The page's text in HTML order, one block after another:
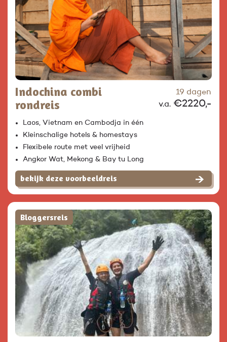
Indochina combi
rondreis
19 dagen
v.a. €2220,-
Laos, Vietnam en Cambodja in één
Kleinschalige hotels & homestays
Flexibele route met veel vrijheid
Angkor Wat, Mekong & Bay tu Long
bekijk deze voorbeeldreis
Bloggersreis